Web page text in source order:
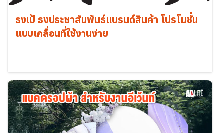
ธงเป้ ธงประชาสัมพันธ์แบรนด์สินค้า โปรโมชั่น
แบบเคลื่อนที่ใช้งานง่าย